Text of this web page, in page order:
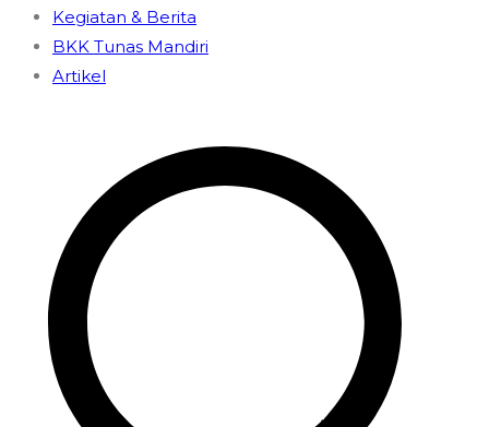
Kegiatan & Berita
BKK Tunas Mandiri
Artikel